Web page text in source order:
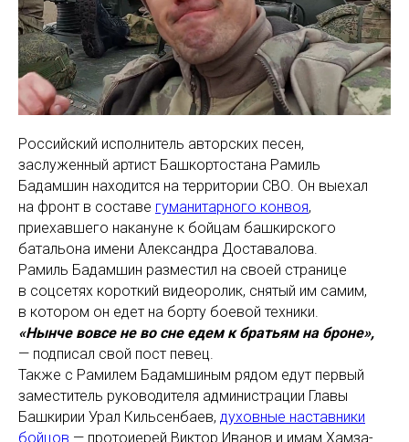
Российский исполнитель авторских песен,
заслуженный артист Башкортостана Рамиль
Бадамшин находится на территории СВО. Он выехал
на фронт в составе гуманитарного конвоя,
приехавшего накануне к бойцам башкирского
батальона имени Александра Доставалова.
Рамиль Бадамшин разместил на своей странице
в соцсетях короткий видеоролик, снятый им самим,
в котором он едет на борту боевой техники.
«Нынче вовсе не во сне едем к братьям на броне»,
— подписал свой пост певец.
Также с Рамилем Бадамшиным рядом едут первый
заместитель руководителя администрации Главы
Башкирии Урал Кильсенбаев, духовные наставники
бойцов — протоиерей Виктор Иванов и имам Хамза-